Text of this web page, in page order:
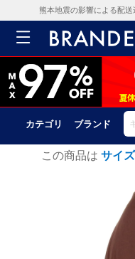
熊本地震の影響による配送
カテゴリ ブランド
この商品は サイ